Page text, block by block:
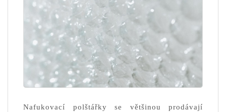
Nafukovací polštářky se většinou prodávají